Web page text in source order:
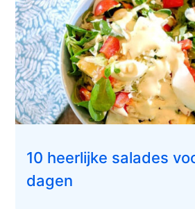
10 heerlijke salades
dagen